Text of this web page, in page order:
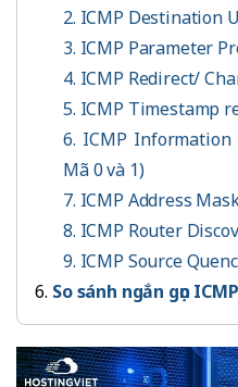
2. ICMP Destination
3. ICMP Parameter
4. ICMP Redirect/
5. ICMP Timestamp
6. ICMP Information
Mã 0 và 1)
7. ICMP Address
8. ICMP Router
9. ICMP Source
So sánh ngắn gọn